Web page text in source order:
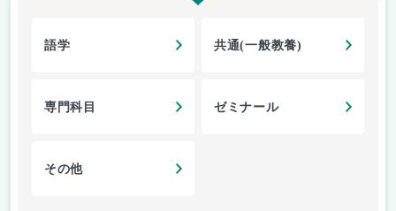
語学 共通(一般教養)
専門科目 ゼミナール
その他